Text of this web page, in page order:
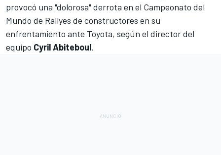
provocó una "dolorosa" derrota en el Campeonato del
Mundo de Rallyes de constructores en su
enfrentamiento ante Toyota, según el director del
equipo Cyril Abiteboul.